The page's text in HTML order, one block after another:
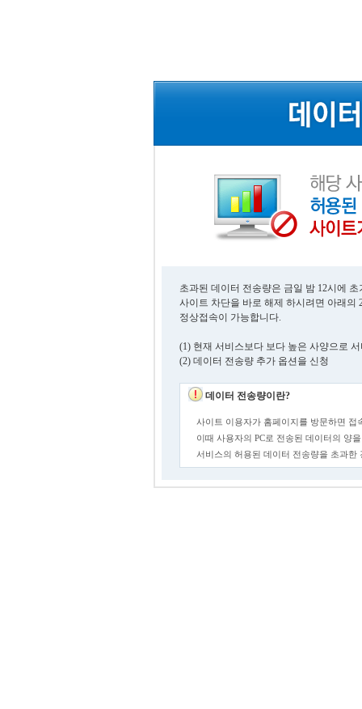
초과된 데이터 전송량은 금일 밤 12시에
사이트 차단을 바로 해제 하시려면 아래의
정상접속이 가능합니다.
(1) 현재 서비스보다 보다 높은 사양으로
(2) 데이터 전송량 추가 옵션을 신청
데이터 전송량이란?
사이트 이용자가 홈페이지를 방문하면 접
이때 사용자의 PC로 전송된 데이터의 양
서비스의 허용된 데이터 전송량을 초과